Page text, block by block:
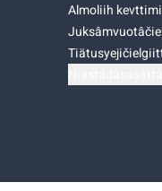
Almoliih